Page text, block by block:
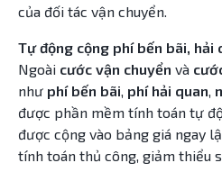
của đối tác vận chuyển.
Tự động cộng phí bến bãi, hải
Ngoài cước vận chuyển và
như phí bến bãi, phí hải quan,
được phần mềm tính toán tự
được cộng vào bảng giá ngay
tính toán thủ công, giảm thiểu